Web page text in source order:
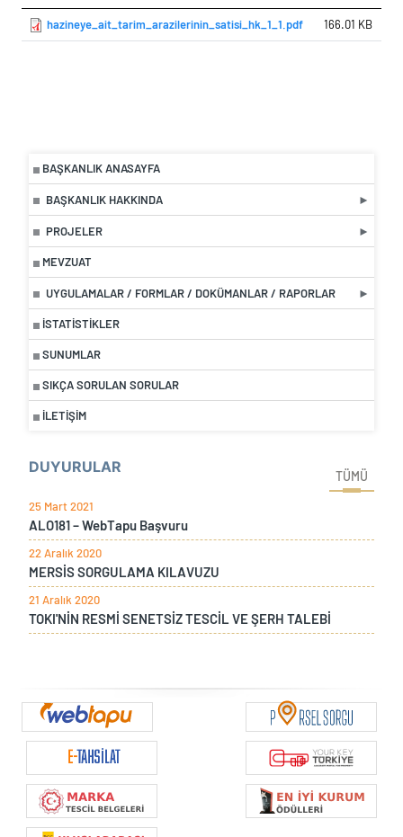
BAŞKANLIK ANASAYFA
BAŞKANLIK HAKKINDA
PROJELER
MEVZUAT
UYGULAMALAR / FORMLAR / DOKÜMANLAR / RAPORLAR
İSTATISTIKLER
SUNUMLAR
SIKÇA SORULAN SORULAR
İLETİŞİM
DUYURULAR
TÜMÜ
25 Mart 2021
ALO181 – WebTapu Başvuru
22 Aralık 2020
MERSİS SORGULAMA KILAVUZU
21 Aralık 2020
TOKI'NİN RESMİ SENETSİZ TESCİL VE ŞERH TALEBİ
hazineye_ait_tarim_arazilerinin_satisi_hk_1_1.pdf 166.01 KB